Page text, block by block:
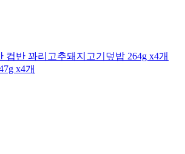
컵반 꽈리고추돼지고기덮밥 264g x4개
x4개